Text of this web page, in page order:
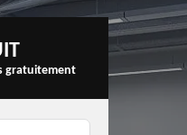
gratuitement